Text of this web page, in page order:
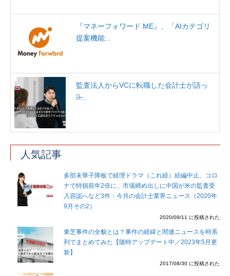
『マネーフォワード ME』、「AIカテゴリ
提案機能...
監査法人からVCに転職した会計士が語っ
た̶...
人気記事
多部未華子降板で経理ドラマ（これ経）続編中止、コロ
ナで特損前年2倍に、市場締め出しに中国が米の監査受
入容認へなど3件：今月の会計士業界ニュース（2020年
9月その2）
2020/09/11 に投稿された
東芝事件の全貌とは？事件の経緯と関連ニュースを時系
列でまとめてみた【随時アップデート中／2023年5月更
新】
2017/08/30 に投稿された